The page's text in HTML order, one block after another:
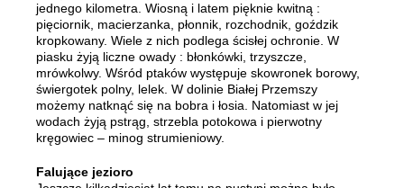
jednego kilometra. Wiosną i latem pięknie kwitną :
pięciornik, macierzanka, płonnik, rozchodnik, goździk
kropkowany. Wiele z nich podlega ścisłej ochronie. W
piasku żyją liczne owady : błonkówki, trzyszcze,
mrówkolwy. Wśród ptaków występuje skowronek borowy,
świergotek polny, lelek. W dolinie Białej Przemszy
możemy natknąć się na bobra i łosia. Natomiast w jej
wodach żyją pstrąg, strzebla potokowa i pierwotny
kręgowiec – minog strumieniowy.
Falujące jezioro